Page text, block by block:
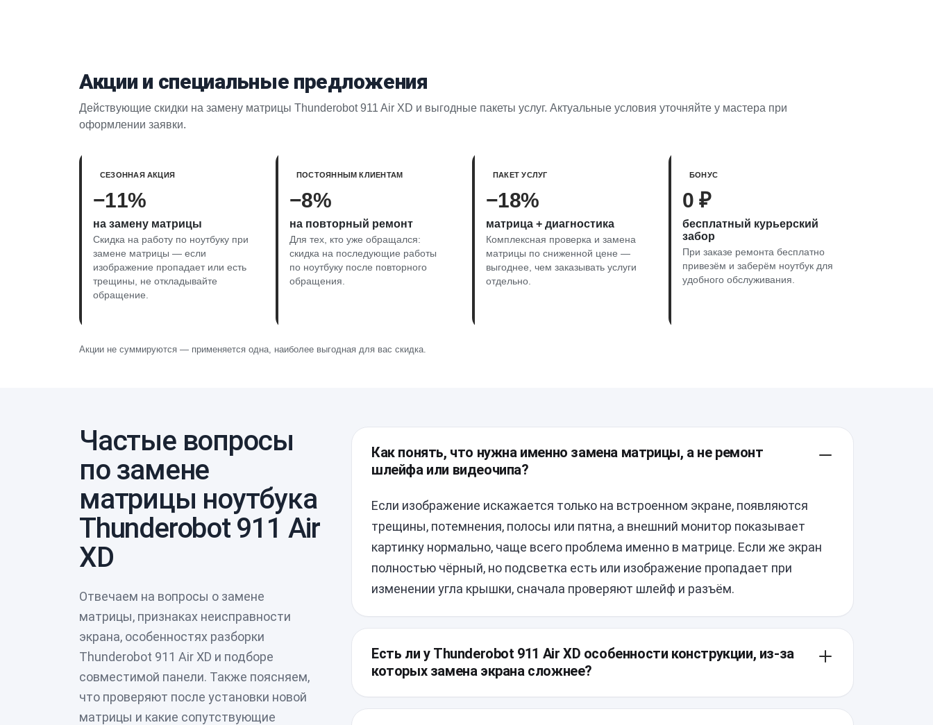
Акции и специальные предложения
Действующие скидки на замену матрицы Thunderobot 911 Air XD и выгодные пакеты услуг. Актуальные условия уточняйте у мастера при
оформлении заявки.
СЕЗОННАЯ АКЦИЯ
−11%
на замену матрицы
Скидка на работу по ноутбуку при
замене матрицы — если
изображение пропадает или есть
трещины, не откладывайте
обращение.
ПОСТОЯННЫМ КЛИЕНТАМ
−8%
на повторный ремонт
Для тех, кто уже обращался:
скидка на последующие работы
по ноутбуку после повторного
обращения.
ПАКЕТ УСЛУГ
−18%
матрица + диагностика
Комплексная проверка и замена
матрицы по сниженной цене —
выгоднее, чем заказывать услуги
отдельно.
БОНУС
0 ₽
бесплатный курьерский
забор
При заказе ремонта бесплатно
привезём и заберём ноутбук для
удобного обслуживания.
Акции не суммируются — применяется одна, наиболее выгодная для вас скидка.
Частые вопросы
по замене
матрицы ноутбука
Thunderobot 911 Air
XD
Отвечаем на вопросы о замене
матрицы, признаках неисправности
экрана, особенностях разборки
Thunderobot 911 Air XD и подборе
совместимой панели. Также поясняем,
что проверяют после установки новой
матрицы и какие сопутствующие
Как понять, что нужна именно замена матрицы, а не ремонт
шлейфа или видеочипа?
Если изображение искажается только на встроенном экране, появляются
трещины, потемнения, полосы или пятна, а внешний монитор показывает
картинку нормально, чаще всего проблема именно в матрице. Если же экран
полностью чёрный, но подсветка есть или изображение пропадает при
изменении угла крышки, сначала проверяют шлейф и разъём.
Есть ли у Thunderobot 911 Air XD особенности конструкции, из-за
которых замена экрана сложнее?
У этой модели тонкая крышка и компактные рамки, поэтому при разборке